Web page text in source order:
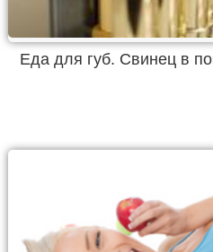
Еда для губ. Свинец в